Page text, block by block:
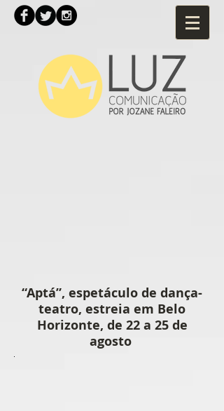
“Aptá”, espetáculo de dança-
teatro, estreia em Belo
Horizonte, de 22 a 25 de
agosto